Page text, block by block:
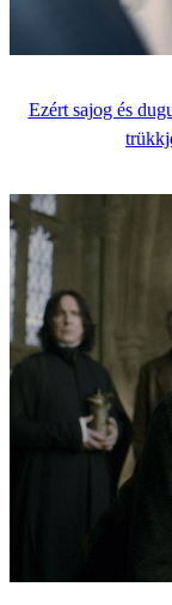
Ezért sajog és